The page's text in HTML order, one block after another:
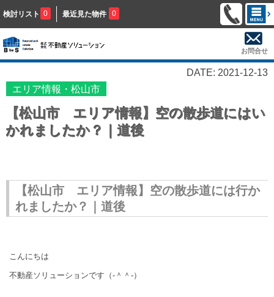
検討リスト 0 最近見た物件 0
お問合せ
DATE: 2021-12-13
エリア情報・松山市
【松山市 エリア情報】空の散歩道にはい
かれましたか？｜道後
【松山市 エリア情報】空の散歩道には行か
れましたか？｜道後
こんにちは
不動産ソリューションです（‐＾＾‐）